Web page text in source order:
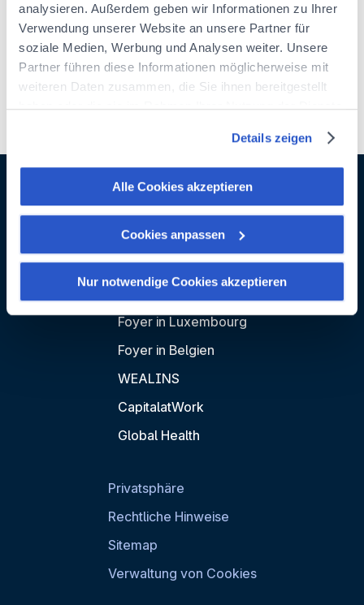
analysieren. Außerdem geben wir Informationen zu Ihrer
Verwendung unserer Website an unsere Partner für
soziale Medien, Werbung und Analysen weiter. Unsere
Partner führen diese Informationen möglicherweise mit
weiteren Daten zusammen, die Sie ihnen bereitgestellt
haben oder die sie im Rahmen Ihrer Nutzung der Dienste
Informieren Sie sich über unsere Cookie-Richtlinie
:https://www.foyer.lu/de/info/information-ueber-die-
verwendung-von-cookies/
widerrufen, indem Sie auf den Link "Verwaltung von
Cookies" am Ende der Seite klicken.
Einige dieser Cookies sind für das ordnungsgemäße
Funktionieren der Website unbedingt erforderlich. Bitte
verwendeten Cookies einige Funktionen oder Teile dieser
Website möglicherweise nicht mehr normal zugänglich
Ihre Nutzererfahrung zu verbessern, indem Sie Ihre
Funktionen anpassen und sich an Ihre Entscheidungen
Besucher verfolgen und verstehen, wie Sie auf unsere
Website gelangen.
deren Leistung verfolgen. § Informationen mit den
verwendeten sozialen Netzwerken teilen und Ihnen die
Details zeigen
Alle Cookies akzeptieren
Cookies anpassen
Nur notwendige Cookies akzeptieren
Zur Startseite
Folgen FOYER GROUP
Foyer in Luxembourg
Foyer in Belgien
WEALINS
CapitalatWork
Global Health
Privatsphäre
Rechtliche Hinweise
Sitemap
Verwaltung von Cookies